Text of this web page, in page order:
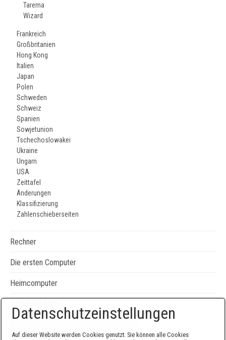
Tarema
Wizard
Frankreich
Großbritanien
Hong Kong
Italien
Japan
Polen
Schweden
Schweiz
Spanien
Sowjetunion
Tschechoslowakei
Ukraine
Ungarn
USA
Zeittafel
Änderungen
Klassifizierung
Zahlenschieberseiten
Rechner
Die ersten Computer
Heimcomputer
Datenschutzeinstellungen
Auf dieser Website werden Cookies genutzt. Sie können alle Cookies